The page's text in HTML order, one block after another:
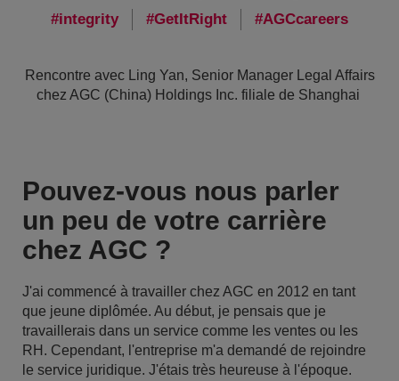
integrity GetItRight AGCcareers
Rencontre avec Ling Yan, Senior Manager Legal Affairs
chez AGC (China) Holdings Inc. filiale de Shanghai
Pouvez-vous nous parler
un peu de votre carrière
chez AGC ?
J'ai commencé à travailler chez AGC en 2012 en tant
que jeune diplômée. Au début, je pensais que je
travaillerais dans un service comme les ventes ou les
RH. Cependant, l'entreprise m'a demandé de rejoindre
le service juridique. J'étais très heureuse à l'époque.